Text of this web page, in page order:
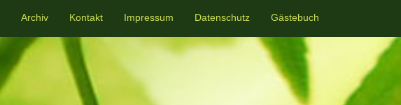
Archiv Kontakt Impressum Datenschutz Gästebuch